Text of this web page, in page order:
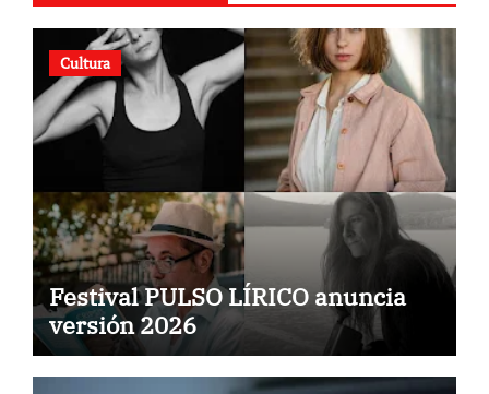
Cultura
Festival PULSO LÍRICO anuncia
versión 2026